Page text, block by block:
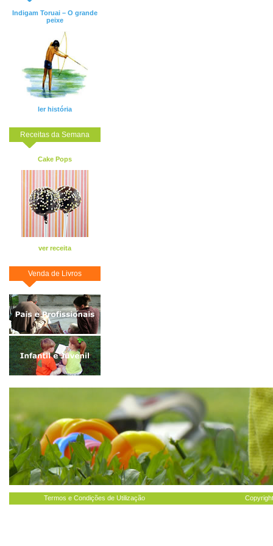
Indigam Toruai – O grande
peixe
ler história
Receitas da Semana
Cake Pops
ver receita
Venda de Livros
Termos e Condições de Utilização